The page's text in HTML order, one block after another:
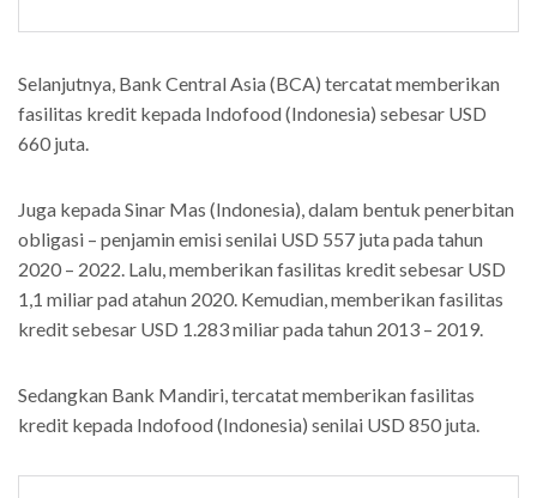
Selanjutnya, Bank Central Asia (BCA) tercatat memberikan
fasilitas kredit kepada Indofood (Indonesia) sebesar USD
660 juta.
Juga kepada Sinar Mas (Indonesia), dalam bentuk penerbitan
obligasi – penjamin emisi senilai USD 557 juta pada tahun
2020 – 2022. Lalu, memberikan fasilitas kredit sebesar USD
1,1 miliar pad atahun 2020. Kemudian, memberikan fasilitas
kredit sebesar USD 1.283 miliar pada tahun 2013 – 2019.
Sedangkan Bank Mandiri, tercatat memberikan fasilitas
kredit kepada Indofood (Indonesia) senilai USD 850 juta.